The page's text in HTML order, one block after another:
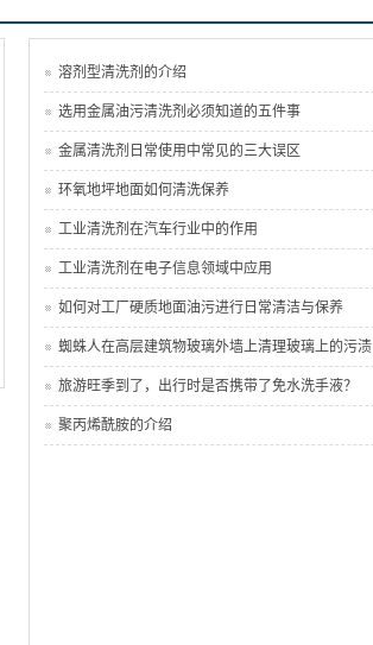
溶剂型清洗剂的介绍
选用金属油污清洗剂必须知道的五件事
金属清洗剂日常使用中常见的三大误区
环氧地坪地面如何清洗保养
工业清洗剂在汽车行业中的作用
工业清洗剂在电子信息领域中应用
如何对工厂硬质地面油污进行日常清洁与保养
蜘蛛人在高层建筑物玻璃外墙上清理玻璃上的污渍
旅游旺季到了，出行时是否携带了免水洗手液？
聚丙烯酰胺的介绍